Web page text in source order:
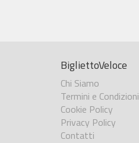
BigliettoVeloce
Chi Siamo
Termini e Condizioni
Cookie Policy
Privacy Policy
Contatti